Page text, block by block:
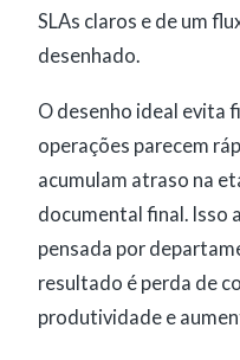
SLAs claros e de um
desenhado.
O desenho ideal evita
operações parecem
acumulam atraso na
documental final. Isso
pensada por
resultado é perda de
produtividade e